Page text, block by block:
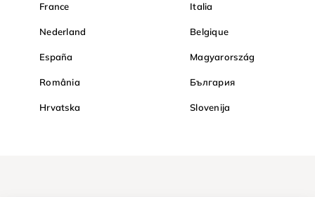
France Italia
Nederland Belgique
España Magyarország
România България
Hrvatska Slovenija